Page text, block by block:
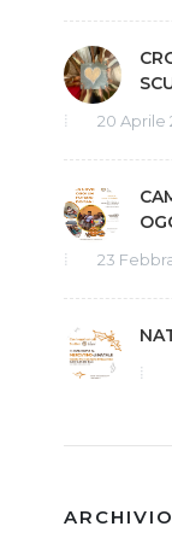
20 Aprile
23
ARCHIVIO